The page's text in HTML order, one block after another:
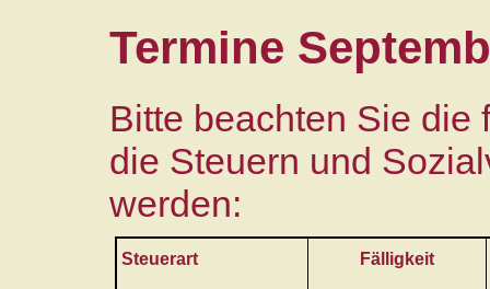
Termine
Bitte beachten Sie die
die Steuern und
werden:
Steuerart Fälligkeit